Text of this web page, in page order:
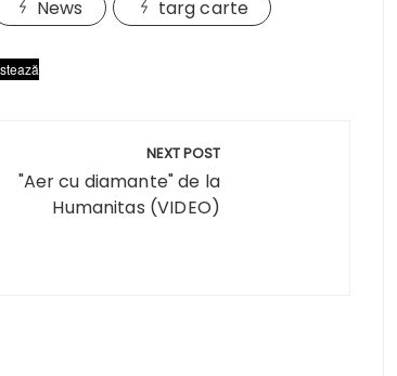
News targ carte
NEXT POST
"Aer cu diamante" de la
Humanitas (VIDEO)